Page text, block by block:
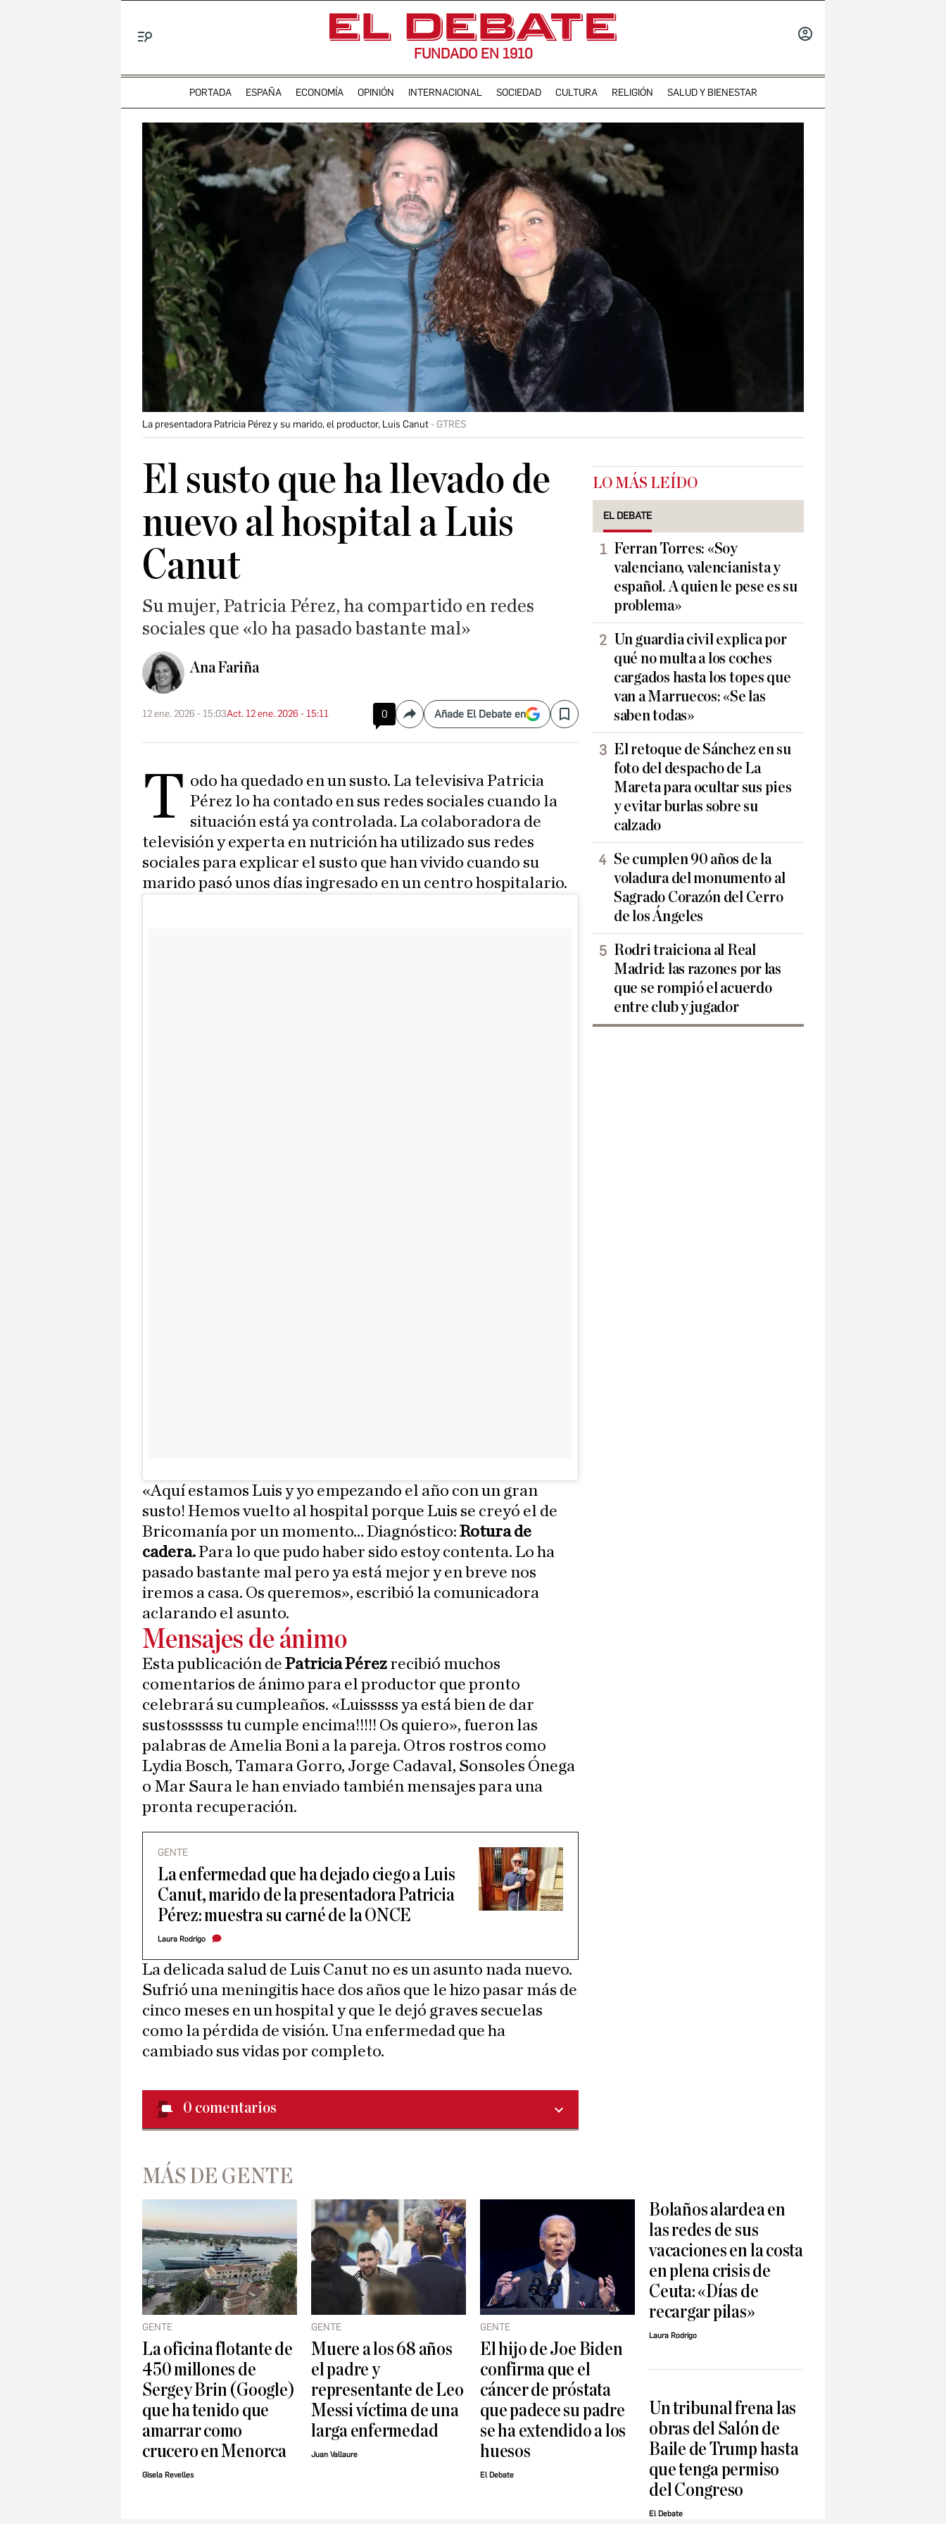
FUNDADO EN 1910
PORTADA ESPAÑA ECONOMÍA OPINIÓN INTERNACIONAL SOCIEDAD CULTURA RELIGIÓN SALUD Y BIENESTAR
La presentadora Patricia Pérez y su marido, el productor, Luis Canut GTRES
El susto que ha llevado de
nuevo al hospital a Luis
Canut
Su mujer, Patricia Pérez, ha compartido en redes
sociales que «lo ha pasado bastante mal»
Ana Fariña
12 ene. 2026 - 15:03Act. 12 ene. 2026 - 15:11 0 CompartirAñade El Debate en Save
T odo ha quedado en un susto. La televisiva Patricia
Pérez lo ha contado en sus redes sociales cuando la
situación está ya controlada. La colaboradora de
televisión y experta en nutrición ha utilizado sus redes
sociales para explicar el susto que han vivido cuando su
marido pasó unos días ingresado en un centro hospitalario.
«Aquí estamos Luis y yo empezando el año con un gran
susto! Hemos vuelto al hospital porque Luis se creyó el de
Bricomanía por un momento… Diagnóstico: Rotura de
cadera.Para lo que pudo haber sido estoy contenta. Lo ha
pasado bastante mal pero ya está mejor y en breve nos
iremos a casa. Os queremos», escribió la comunicadora
aclarando el asunto.
Mensajes de ánimo
Esta publicación de Patricia Pérez recibió muchos
comentarios de ánimo para el productor que pronto
celebrará su cumpleaños. «Luisssss ya está bien de dar
sustossssss tu cumple encima!!!!! Os quiero», fueron las
palabras de Amelia Boni a la pareja. Otros rostros como
Lydia Bosch, Tamara Gorro, Jorge Cadaval, Sonsoles Ónega
o Mar Saura le han enviado también mensajes para una
pronta recuperación.
GENTE
La enfermedad que ha dejado ciego a Luis
Canut, marido de la presentadora Patricia
Pérez: muestra su carné de la ONCE
Laura Rodrigo
La delicada salud de Luis Canut no es un asunto nada nuevo.
Sufrió una meningitis hace dos años que le hizo pasar más de
cinco meses en un hospital y que le dejó graves secuelas
como la pérdida de visión. Una enfermedad que ha
cambiado sus vidas por completo.
0 comentarios
LO MÁS LEÍDO
EL DEBATE
Ferran Torres: «Soy
valenciano, valencianista y
español. A quien le pese es su
problema»
Un guardia civil explica por
qué no multa a los coches
cargados hasta los topes que
van a Marruecos: «Se las
saben todas»
El retoque de Sánchez en su
foto del despacho de La
Mareta para ocultar sus pies
y evitar burlas sobre su
calzado
Se cumplen 90 años de la
voladura del monumento al
Sagrado Corazón del Cerro
de los Ángeles
Rodri traiciona al Real
Madrid: las razones por las
que se rompió el acuerdo
entre club y jugador
MÁS DE GENTE
GENTE
La oficina flotante de
450 millones de
Sergey Brin (Google)
que ha tenido que
amarrar como
crucero en Menorca
Gisela Revelles
GENTE
Muere a los 68 años
el padre y
representante de Leo
Messi víctima de una
larga enfermedad
Juan Vallaure
GENTE
El hijo de Joe Biden
confirma que el
cáncer de próstata
que padece su padre
se ha extendido a los
huesos
El Debate
Bolaños alardea en
las redes de sus
vacaciones en la costa
en plena crisis de
Ceuta: «Días de
recargar pilas»
Laura Rodrigo
Un tribunal frena las
obras del Salón de
Baile de Trump hasta
que tenga permiso
del Congreso
El Debate